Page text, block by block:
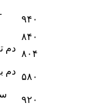
۹۴۰
۸۴۰
۸۰۴
۵۸۰
۹۲۰